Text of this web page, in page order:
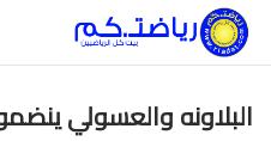
البلاونه والعسولي